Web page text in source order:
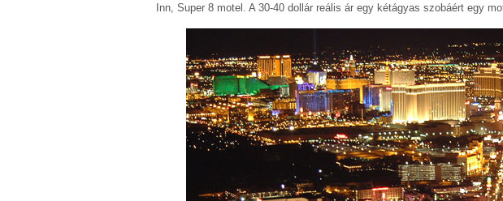
Inn, Super 8 motel. A 30-40 dollár reális ár egy kétágyas szobáért egy